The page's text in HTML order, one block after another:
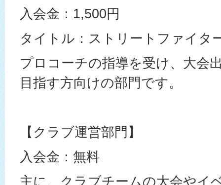
入会金：1,500円
タイトル：ストリートファイタ
プロコーチの指導を受け、大会
目指す方向けの部門です。
【クラブ運営部門】
入会金：無料
主に、クラブチームの大会やイ